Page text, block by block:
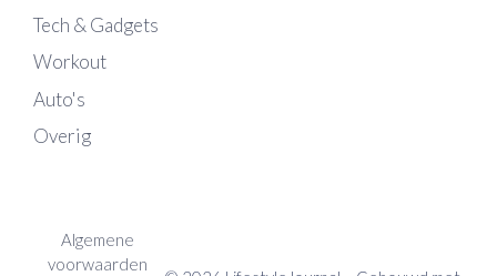
Tech & Gadgets
Workout
Auto's
Overig
Algemene
voorwaarden